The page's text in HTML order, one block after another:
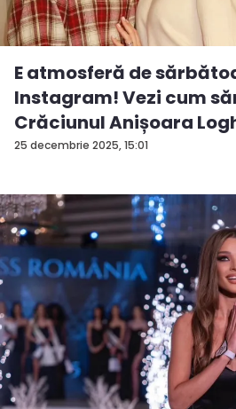
25 decembrie 2025, 15:01
E atmosferă de
Instagram! Vezi cum
Crăciunul Anișoara
S...